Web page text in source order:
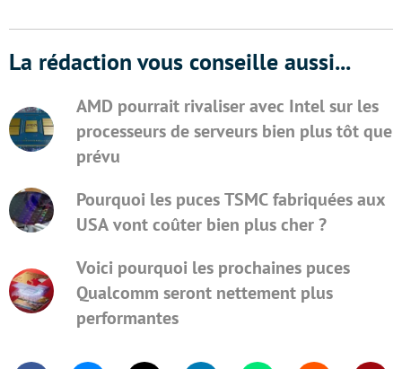
La rédaction vous conseille aussi...
AMD pourrait rivaliser avec Intel sur les
processeurs de serveurs bien plus tôt que
prévu
Pourquoi les puces TSMC fabriquées aux
USA vont coûter bien plus cher ?
Voici pourquoi les prochaines puces
Qualcomm seront nettement plus
performantes